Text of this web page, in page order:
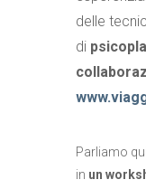
delle
di
Parliamo
in un